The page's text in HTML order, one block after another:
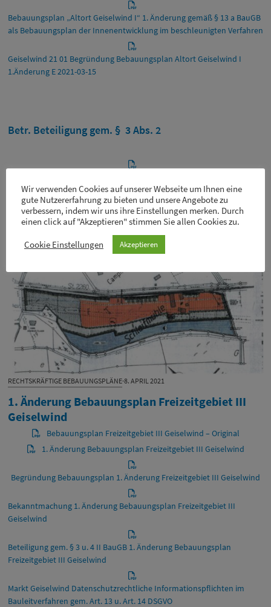
Bebauungsplan „Altort Geiselwind I“ 1. Änderung gemäß § 13 a BauGB
als Bebauungsplan der Innenentwicklung im beschleunigten Verfahren
Geiselwind 21 01 Begründung Bebauungsplan Altort Geiselwind I
1.Änderung E 2021-03-15
Betr. Beteiligung gem. § 3 Abs. 2
Bebauungsplan Altort I Geiselwind
RECHTSKRÄFTIGE BEBAUUNGSPLÄNE·8. APRIL 2021
1. Änderung Bebauungsplan Freizeitgebiet III
Geiselwind
Bebauungsplan Freizeitgebiet III Geiselwind – Original
1. Änderung Bebauungsplan Freizeitgebiet III Geiselwind
Begründung Bebauungsplan 1. Änderung Freizeitgebiet III Geiselwind
Bekanntmachung 1. Änderung Bebauungsplan Freizeitgebiet III
Geiselwind
Beteiligung gem. § 3 u. 4 II BauGB 1. Änderung Bebauungsplan
Freizeitgebiet III Geiselwind
Markt Geiselwind Datenschutzrechtliche Informationspflichten im
Bauleitverfahren gem. Art. 13 u. Art. 14 DSGVO
Wir verwenden Cookies auf unserer Webseite um Ihnen eine
gute Nutzererfahrung zu bieten und unsere Angebote zu
verbessern, indem wir uns ihre Einstellungen merken. Durch
einen click auf "Akzeptieren" stimmen Sie allen Cookies zu.
Cookie Einstellungen Akzeptieren